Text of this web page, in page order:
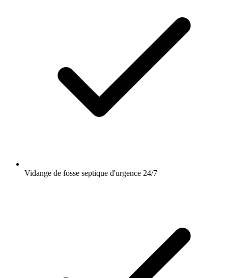
Vidange de fosse septique d'urgence 24/7